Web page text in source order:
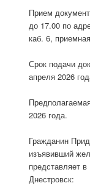
Прием
до 17.00 по
каб. 6,
Срок подачи
апреля 2026
2026 года.
Гражданин
изъявивший
представляет
Днестровск: